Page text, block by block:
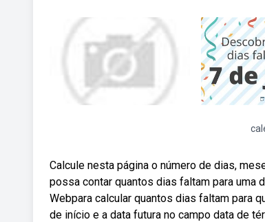
Calcule nesta página o número de dias,
possa contar quantos dias faltam para uma
Webpara calcular quantos dias faltam para
de início e a data futura no campo data de